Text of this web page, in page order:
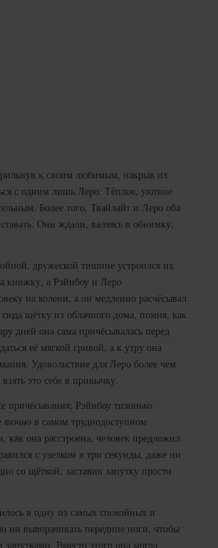
к своим любимым, накрыв их
с одним лишь Леро. Тёплое, уютное
Более того, Твайлайт и Леро оба
Они ждали, валяясь в обнимку,
дружеской тишине устроился их
книжку, а Рэйнбоу и Леро
на колени, а он медленно расчёсывал
щётку из облачного дома, помня, как
дней она сама причёсывалась перед
её мягкой гривой, а к утру она
Удовольствие для Леро более чем
это себе в привычку.
причёсывания; Рэйнбоу тихонько
точно в самом труднодоступном
как она расстроена, человек предложил
с узелком в три секунды, даже ни
со щёткой, заставив запутку просто
в одну из самых спокойных и
выворачивать передние ноги, чтобы
Вместо этого она могла